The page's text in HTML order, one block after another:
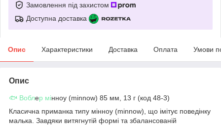
Замовлення під захистом
Доступна доставка
Опис Характеристики Доставка Оплата Умови
Опис
🐟 Воблер мінноу (minnow) 85 мм, 13 г (код 48-3)
Класична приманка типу мінноу (minnow), що імітує поведінку
малька. Завдяки витягнутій формі та збалансованій